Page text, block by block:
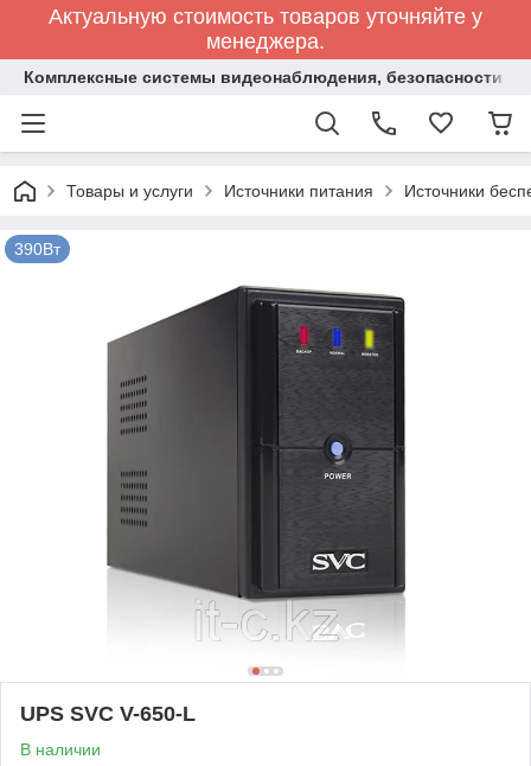
Актуальную стоимость товаров уточняйте у
менеджера.
Комплексные системы видеонаблюдения, безопасности и
Товары и услуги Источники питания Источники
390Вт
UPS SVC V-650-L
В наличии